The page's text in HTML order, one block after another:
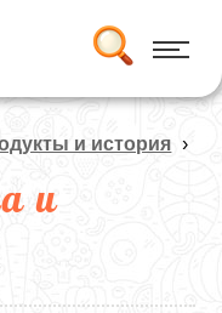
и история ›
и